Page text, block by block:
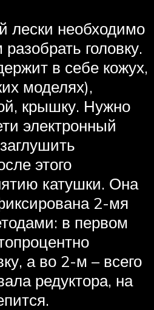
лески необходимо
головку.
в себе кожух,
моделях),
крышку. Нужно
электронный
этого
катушки. Она
2-мя
в первом
а во 2-м – всего
редуктора, на